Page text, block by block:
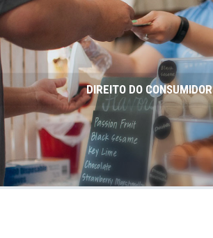
DIREITO DO CONSUMIDOR